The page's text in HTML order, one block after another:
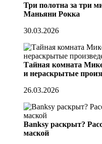
Три полотна за три
Маньяни Рокка
30.03.2026
Тайная комната
и нераскрытые
26.03.2026
Banksy раскрыт?
маской